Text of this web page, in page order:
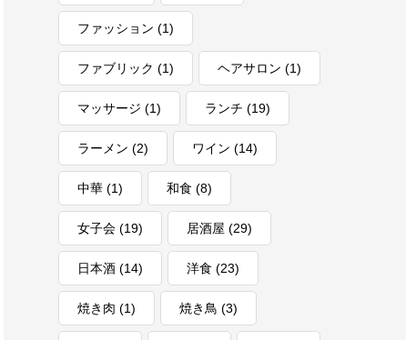
ファッション (1)
ファブリック (1) ヘアサロン (1)
マッサージ (1) ランチ (19)
ラーメン (2) ワイン (14)
中華 (1) 和食 (8)
女子会 (19) 居酒屋 (29)
日本酒 (14) 洋食 (23)
焼き肉 (1) 焼き鳥 (3)